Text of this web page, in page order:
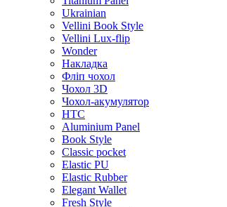
Ukrainian
Vellini Book Style
Vellini Lux-flip
Wonder
Накладка
Фліп чохол
Чохол 3D
Чохол-акумулятор
HTC
Aluminium Panel
Book Style
Classic pocket
Elastic PU
Elastic Rubber
Elegant Wallet
Fresh Style